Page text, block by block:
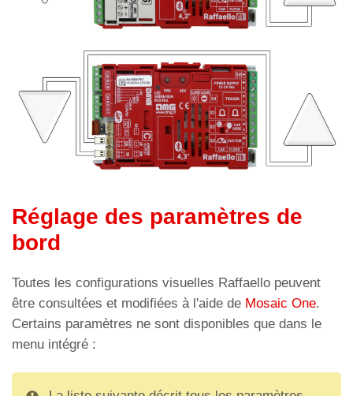
Réglage des paramètres de
bord
Toutes les configurations visuelles Raffaello peuvent
être consultées et modifiées à l'aide de Mosaic One.
Certains paramètres ne sont disponibles que dans le
menu intégré :